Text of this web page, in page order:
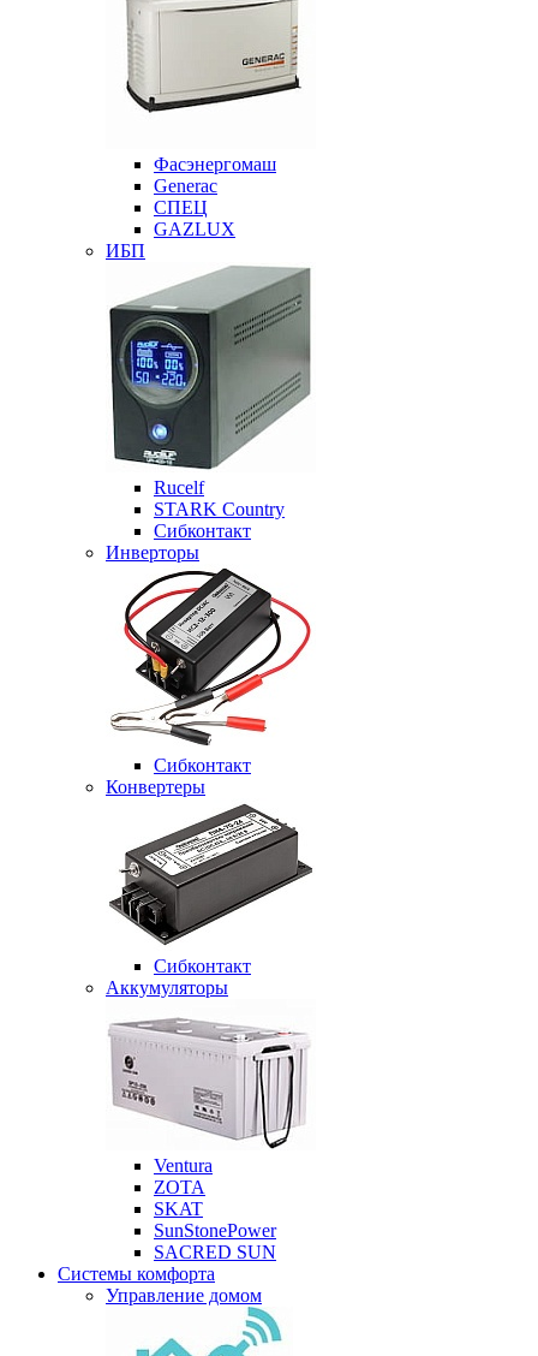
Фасэнергомаш
Generac
СПЕЦ
GAZLUX
ИБП
Rucelf
STARK Country
Сибконтакт
Инверторы
Сибконтакт
Конвертеры
Сибконтакт
Аккумуляторы
Ventura
ZOTA
SKAT
SunStonePower
SACRED SUN
Системы комфорта
Управление домом